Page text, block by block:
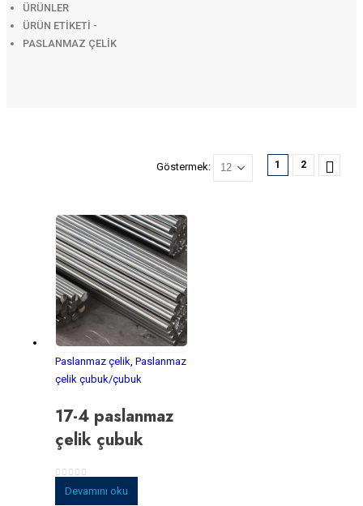
ÜRÜNLER
ÜRÜN ETIKETI -
PASLANMAZ ÇELIK
Göstermek: 1 2
Paslanmaz çelik Paslanmaz
çelik çubuk/çubuk
17-4 paslanmaz
çelik çubuk
5 üzerinden
Devamını oku